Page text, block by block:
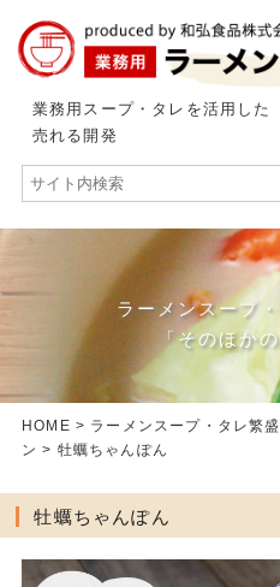
業務用スープ・タレを活用した
売れる開発
ラーメンスープ
「そのほか
HOME > ラーメンスープ・タレ繁
ン > 牡蠣ちゃんぽん
牡蠣ちゃんぽん